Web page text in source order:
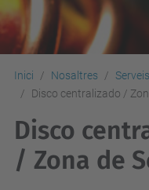
Inici Nosaltres
Disco centralizado /
Disco
/ Zona de